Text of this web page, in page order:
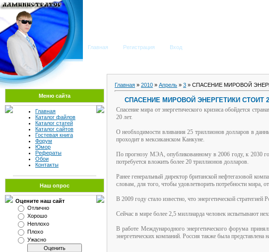
Главная Регистрация Вход
Меню сайта
Главная
Каталог файлов
Каталог статей
Каталог сайтов
Гостевая книга
Форум
Юмор
Рефераты
Обои
Контакты
Наш опрос
Оцените наш сайт
Отлично
Хорошо
Неплохо
Плохо
Ужасно
Главная » 2010 » Апрель » 3 » СПАСЕНИЕ МИРОВОЙ
СПАСЕНИЕ МИРОВОЙ ЭНЕРГЕТИКИ СТОИТ
Спасение мира от энергетического кризиса обойдется
20 лет.
О необходимости вливания 25 триллионов долларов в
проходит в мексиканском Канкуне.
По прогнозу МЭА, опубликованному в 2006 году, к 2030
потребуется вложить более 20 триллионов долларов.
Ранее генеральный директор британской нефтегазовой
словам, для того, чтобы удовлетворить потребности мира,
В 2009 году стало известно, что энергетической
Сейчас в мире более 2,5 миллиарда человек испытывают
В работе Международного энергетического форума
энергетических компаний. Россия также была